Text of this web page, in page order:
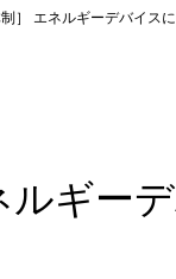
制］ エネルギーデバイ
ルギ